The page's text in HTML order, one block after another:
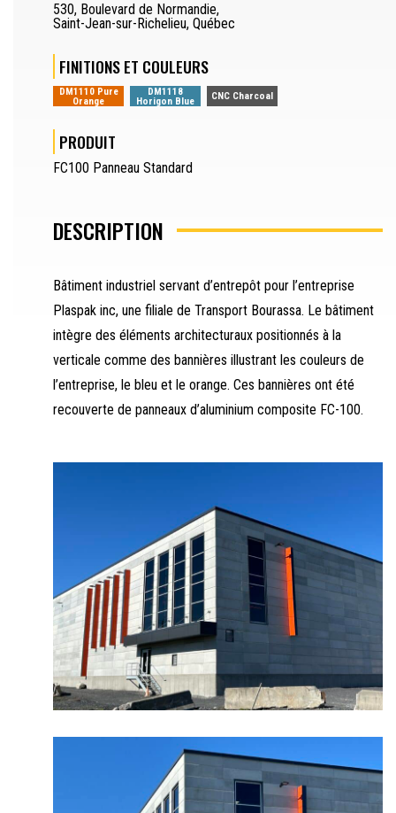
OPÉRATEUR DE PRESSE-PLIEUSE
SEPARATOR
DEMANDER UN DEVIS
DEMANDE D’ÉCHANTILLON
SEPARATOR
530, Boulevard de Normandie,
Saint-Jean-sur-Richelieu, Québec
FINITIONS ET COULEURS
DM1110 Pure
Orange
DM1118
Horigon Blue
CNC Charcoal
PRODUIT
FC100 Panneau Standard
DESCRIPTION
Bâtiment industriel servant d’entrepôt pour l’entreprise
Plaspak inc, une filiale de Transport Bourassa. Le bâtiment
intègre des éléments architecturaux positionnés à la
verticale comme des bannières illustrant les couleurs de
l’entreprise, le bleu et le orange. Ces bannières ont été
recouverte de panneaux d’aluminium composite FC-100.